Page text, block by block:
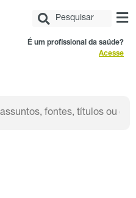
É um profissional da saúde?
Acesse